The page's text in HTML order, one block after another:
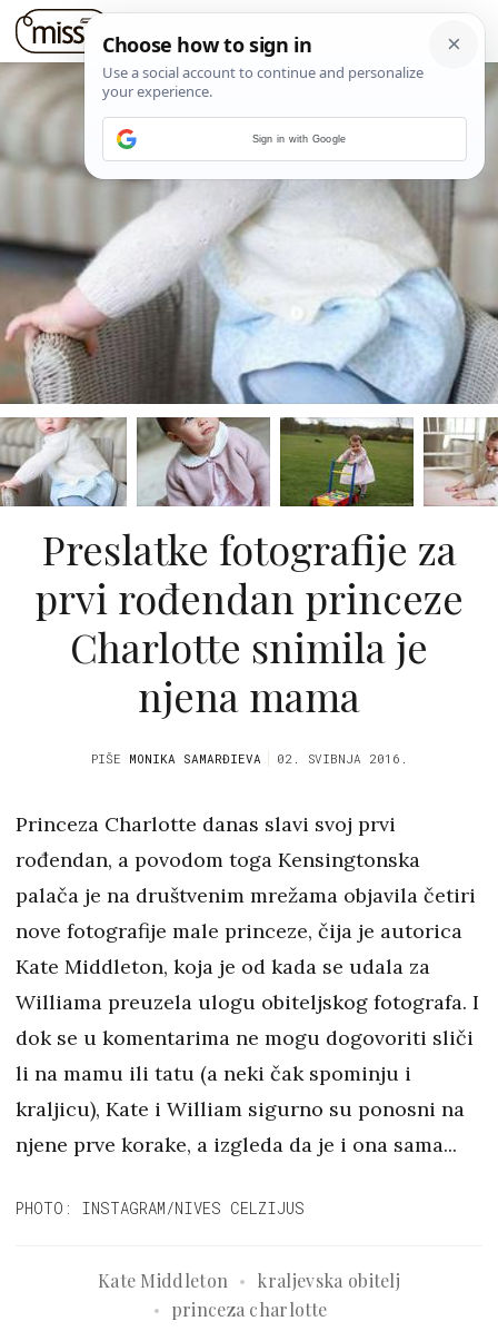
Preslatke fotografije za
prvi rođendan princeze
Charlotte snimila je
njena mama
PIŠE MONIKA SAMARĐIEVA 02. SVIBNJA 2016.
Princeza Charlotte danas slavi svoj prvi
rođendan, a povodom toga Kensingtonska
palača je na društvenim mrežama objavila četiri
nove fotografije male princeze, čija je autorica
Kate Middleton, koja je od kada se udala za
Williama preuzela ulogu obiteljskog fotografa. I
dok se u komentarima ne mogu dogovoriti sliči
li na mamu ili tatu (a neki čak spominju i
kraljicu), Kate i William sigurno su ponosni na
njene prve korake, a izgleda da je i ona sama...
PHOTO: INSTAGRAM/NIVES CELZIJUS
Kate Middleton
kraljevska obitelj
princeza charlotte
Sign in with Google